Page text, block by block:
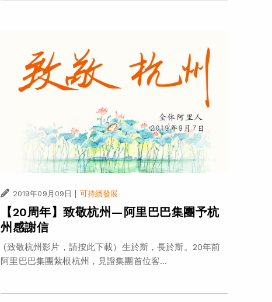
2019年09月09日 | 可持續發展
【20周年】致敬杭州—阿里巴巴集團予杭
州感謝信
(致敬杭州影片，請按此下載）生於斯，長於斯。20年前
阿里巴巴集團紮根杭州，見證集團首位客...